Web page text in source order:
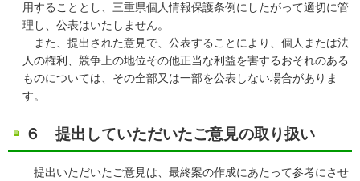
用することとし、三重県個人情報保護条例にしたがって適切に管
理し、公表はいたしません。
また、提出された意見で、公表することにより、個人または法
人の権利、競争上の地位その他正当な利益を害するおそれのある
ものについては、その全部又は一部を公表しない場合がありま
す。
６ 提出していただいたご意見の取り扱い
提出いただいたご意見は、最終案の作成にあたって参考にさせ